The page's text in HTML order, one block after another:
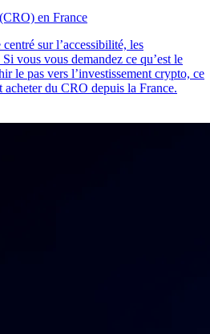
en France
sur l’accessibilité, les
vous vous demandez ce qu’est le
le pas vers l’investissement crypto, ce
du CRO depuis la France.